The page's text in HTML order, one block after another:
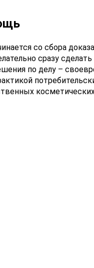
со сбора
сразу
по делу –